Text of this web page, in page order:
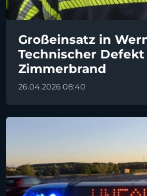
Großeinsatz in
Technischer
Zimmerbrand
26.04.2026 08:40